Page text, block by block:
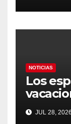
NOTICIAS
Los
más
JUL 28, 2026